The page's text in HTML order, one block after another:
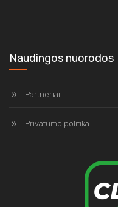
Naudingos nuorodos
Partneriai
Privatumo politika